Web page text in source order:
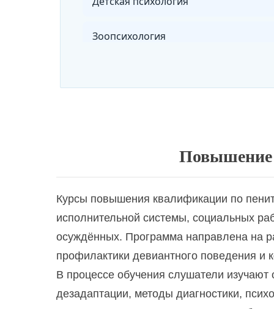
Зоопсихология
Когнитивно-поведенческая
Коучинг в индивидуальном
Коучинг в обучении и
Кризисный психолог
Повышение
Курсы повышения квалификации по
исполнительной системы, социальных
осуждённых. Программа направлена на
профилактики девиантного поведения и
В процессе обучения слушатели
дезадаптации, методы диагностики,